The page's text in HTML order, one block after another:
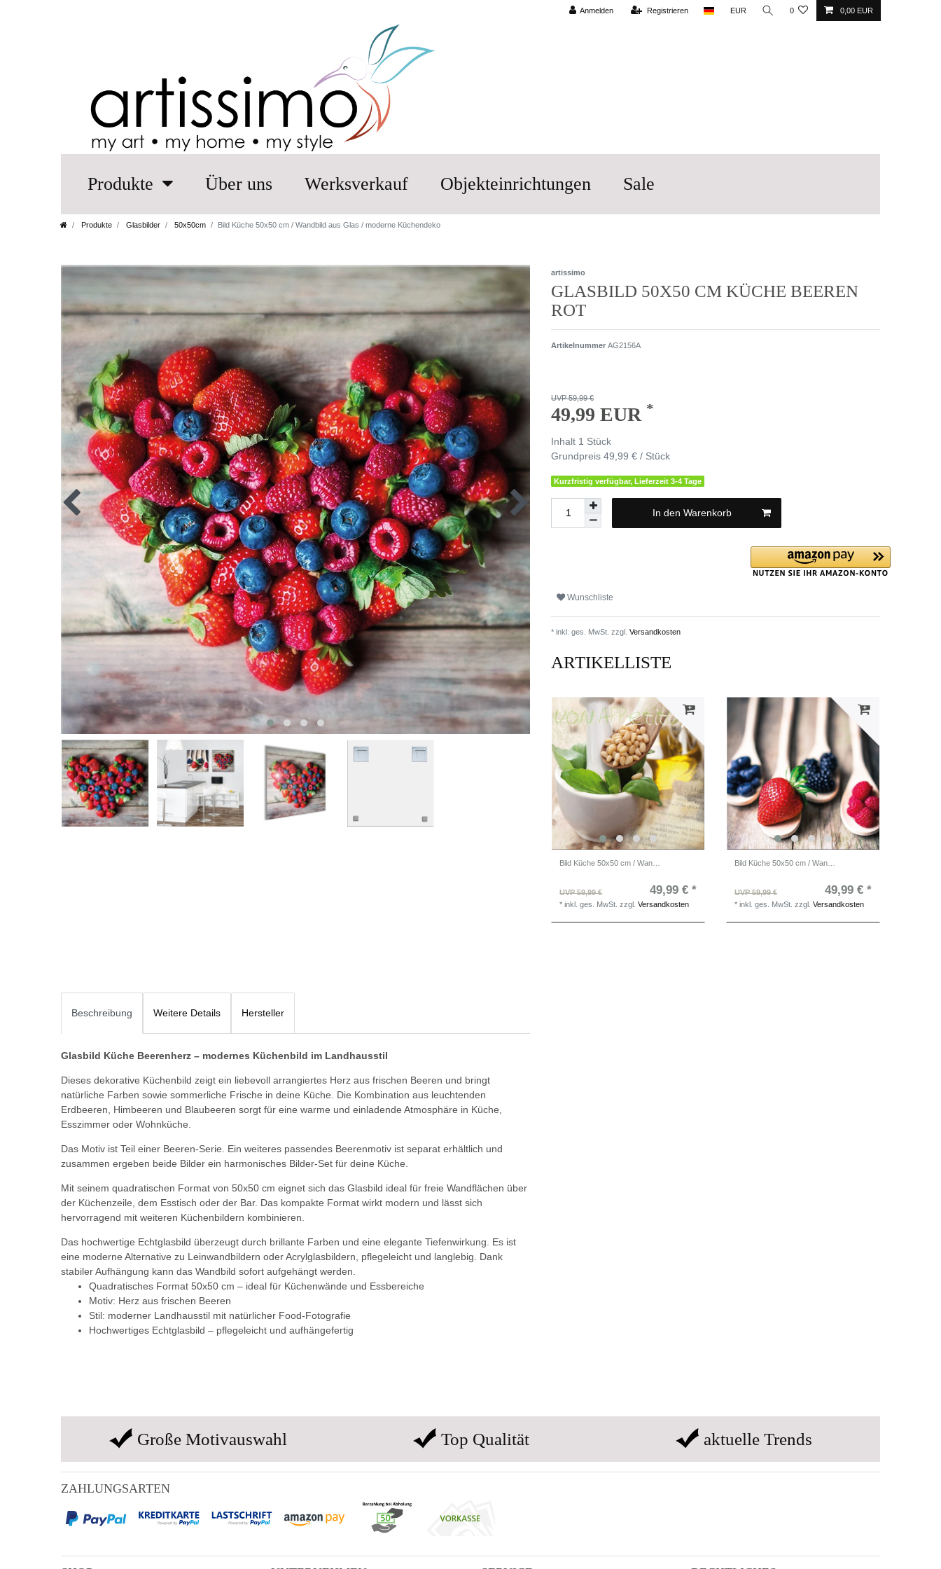
Anmelden Registrieren EUR 0 0,00 EUR
Produkte Über uns Werksverkauf Objekteinrichtungen Sale
Produkte Glasbilder 50x50cm Bild Küche 50x50 cm / Wandbild aus Glas / moderne Küchendeko
artissimo
GLASBILD 50X50 CM KÜCHE BEEREN
ROT
Artikelnummer AG2156A
UVP 59,99 €
49,99 EUR *
Inhalt 1 Stück
Grundpreis 49,99 € / Stück
Kurzfristig verfügbar, Lieferzeit 3-4 Tage
In den Warenkorb
Wunschliste
* inkl. ges. MwSt. zzgl. Versandkosten
ARTIKELLISTE
UVP 59,99 € 49,99 € *
*inkl. ges. MwSt. zzgl.Versandkosten
UVP 59,99 € 49,99 € *
*inkl. ges. MwSt. zzgl.Versandkosten
Beschreibung Weitere Details Hersteller
Glasbild Küche Beerenherz – modernes Küchenbild im Landhausstil
Dieses dekorative Küchenbild zeigt ein liebevoll arrangiertes Herz aus frischen Beeren und bringt
natürliche Farben sowie sommerliche Frische in deine Küche. Die Kombination aus leuchtenden
Erdbeeren, Himbeeren und Blaubeeren sorgt für eine warme und einladende Atmosphäre in Küche,
Esszimmer oder Wohnküche.
Das Motiv ist Teil einer Beeren-Serie. Ein weiteres passendes Beerenmotiv ist separat erhältlich und
zusammen ergeben beide Bilder ein harmonisches Bilder-Set für deine Küche.
Mit seinem quadratischen Format von 50x50 cm eignet sich das Glasbild ideal für freie Wandflächen über
der Küchenzeile, dem Esstisch oder der Bar. Das kompakte Format wirkt modern und lässt sich
hervorragend mit weiteren Küchenbildern kombinieren.
Das hochwertige Echtglasbild überzeugt durch brillante Farben und eine elegante Tiefenwirkung. Es ist
eine moderne Alternative zu Leinwandbildern oder Acrylglasbildern, pflegeleicht und langlebig. Dank
stabiler Aufhängung kann das Wandbild sofort aufgehängt werden.
Quadratisches Format 50x50 cm – ideal für Küchenwände und Essbereiche
Motiv: Herz aus frischen Beeren
Stil: moderner Landhausstil mit natürlicher Food-Fotografie
Hochwertiges Echtglasbild – pflegeleicht und aufhängefertig
Große Motivauswahl Top Qualität aktuelle Trends
ZAHLUNGSARTEN